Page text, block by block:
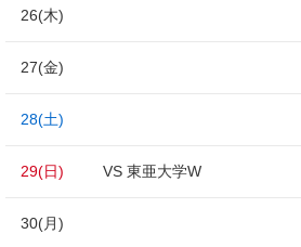
26(木)
27(金)
28(土)
29(日) VS 東亜大学W
30(月)